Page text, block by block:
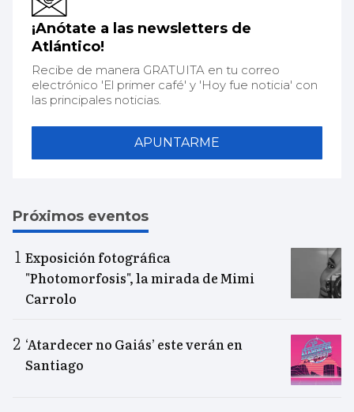
¡Anótate a las newsletters de
Atlántico!
Recibe de manera GRATUITA en tu correo
electrónico 'El primer café' y 'Hoy fue noticia' con
las principales noticias.
APUNTARME
Próximos eventos
Exposición fotográfica
"Photomorfosis", la mirada de Mimi
Carrolo
‘Atardecer no Gaiás’ este verán en
Santiago